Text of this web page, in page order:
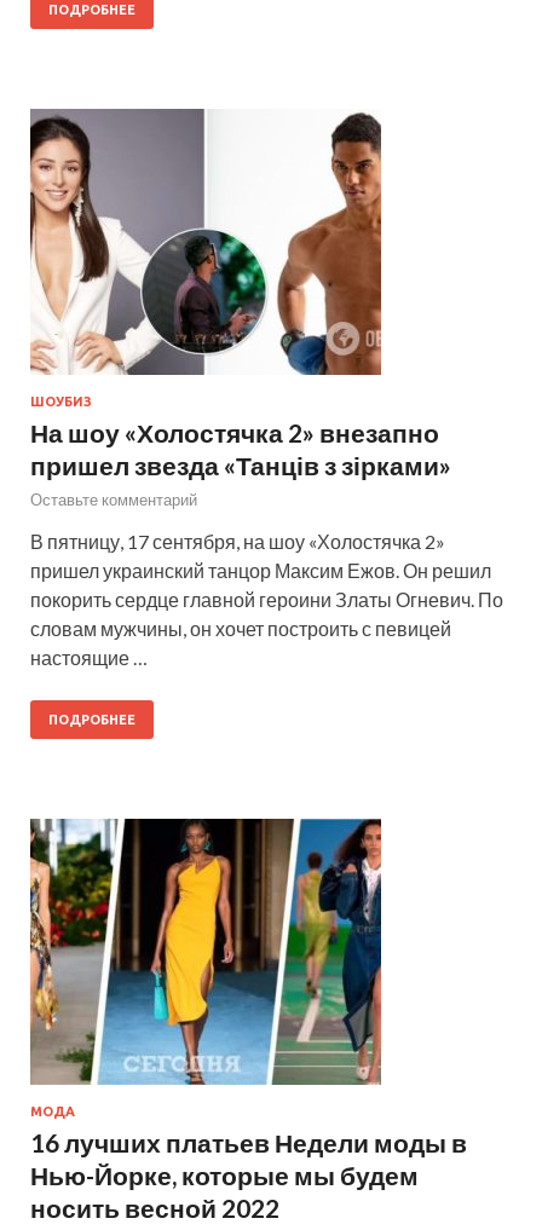
ПОДРОБНЕЕ
ШОУБИЗ
На шоу «Холостячка 2» внезапно
пришел звезда «Танців з зірками»
Оставьте комментарий
В пятницу, 17 сентября, на шоу «Холостячка 2»
пришел украинский танцор Максим Ежов. Он решил
покорить сердце главной героини Златы Огневич. По
словам мужчины, он хочет построить с певицей
настоящие …
ПОДРОБНЕЕ
МОДА
16 лучших платьев Недели моды в
Нью-Йорке, которые мы будем
носить весной 2022